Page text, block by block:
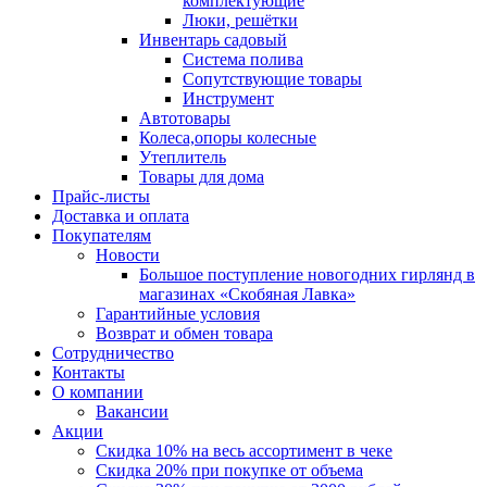
Люки, решётки
Инвентарь садовый
Система полива
Сопутствующие товары
Инструмент
Автотовары
Колеса,опоры колесные
Утеплитель
Товары для дома
Прайс-листы
Доставка и оплата
Покупателям
Новости
Большое поступление новогодних гирлянд в
магазинах «Скобяная Лавка»
Гарантийные условия
Возврат и обмен товара
Сотрудничество
Контакты
О компании
Вакансии
Акции
Скидка 10% на весь ассортимент в чеке
Скидка 20% при покупке от объема